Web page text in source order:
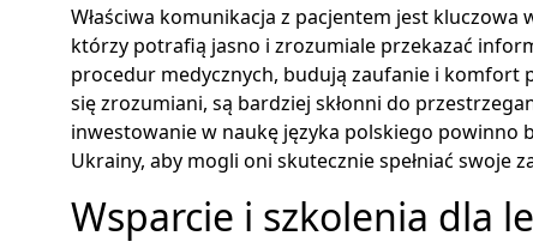
Właściwa komunikacja z pacjentem jest kluczowa
którzy potrafią jasno i zrozumiale przekazać
procedur medycznych, budują zaufanie i komfort
się zrozumiani, są bardziej skłonni do
inwestowanie w naukę języka polskiego powinno
Ukrainy, aby mogli oni skutecznie spełniać swoje
Wsparcie i szkolenia dla